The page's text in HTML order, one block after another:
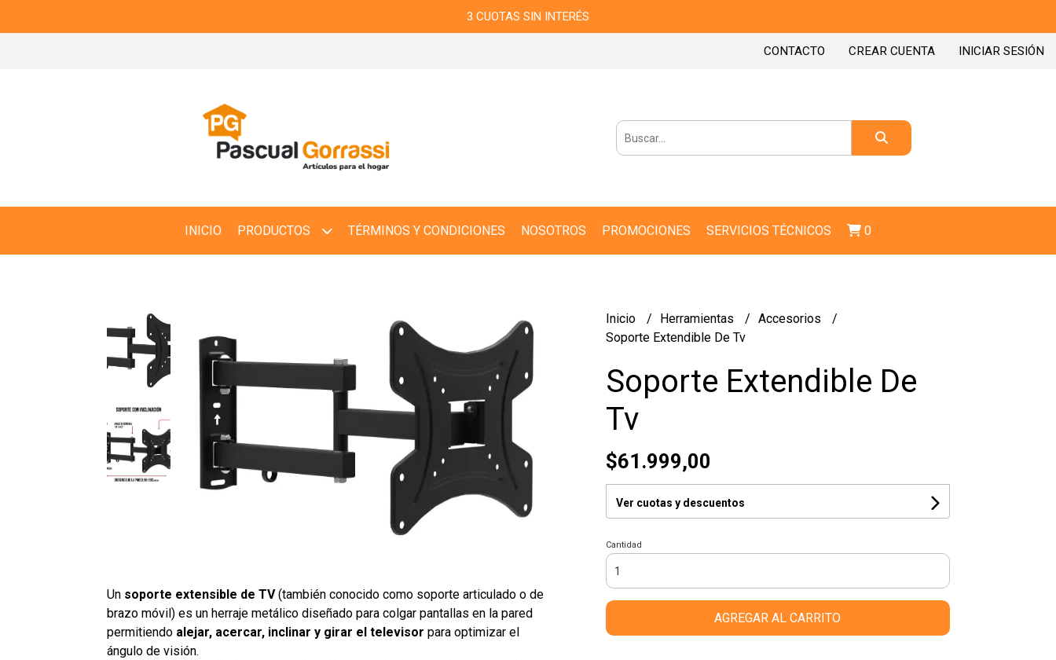
3 CUOTAS SIN INTERÉS
CONTACTO CREAR CUENTA INICIAR SESIÓN
INICIO PRODUCTOS TÉRMINOS Y CONDICIONES NOSOTROS PROMOCIONES SERVICIOS TÉCNICOS 0
Un soporte extensible de TV(también conocido como soporte articulado o de
brazo móvil) es un herraje metálico diseñado para colgar pantallas en la pared
permitiendo alejar, acercar, inclinar y girar el televisor para optimizar el
ángulo de visión.
Inicio Herramientas
Accesorios
Soporte Extendible De Tv
Soporte Extendible De
Tv
$61.999,00
Ver cuotas y descuentos
Cantidad
AGREGAR AL CARRITO